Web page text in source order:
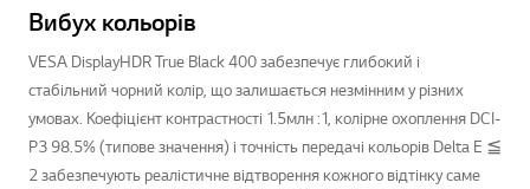
Вибух кольорів
VESA DisplayHDR True Black 400 забезпечує глибокий і
стабільний чорний колір, що залишається незмінним у різних
умовах. Коефіцієнт контрастності 1.5млн :1, колірне охоплення DCI-
P3 98.5% (типове значення) і точність передачі кольорів Delta E ≦
2 забезпечують реалістичне відтворення кожного відтінку саме